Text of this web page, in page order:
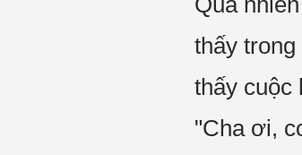
thấy
thấy cuộc
"Cha ơi,